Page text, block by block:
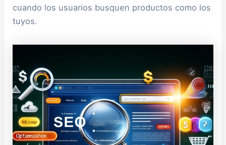
cuando los usuarios busquen productos como los
tuyos.